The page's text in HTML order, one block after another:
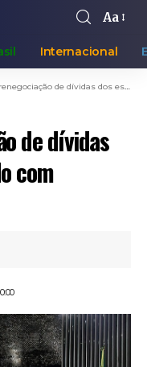
Aa
Internacional
de dívidas dos estados será votado com urgência
de dívidas
com